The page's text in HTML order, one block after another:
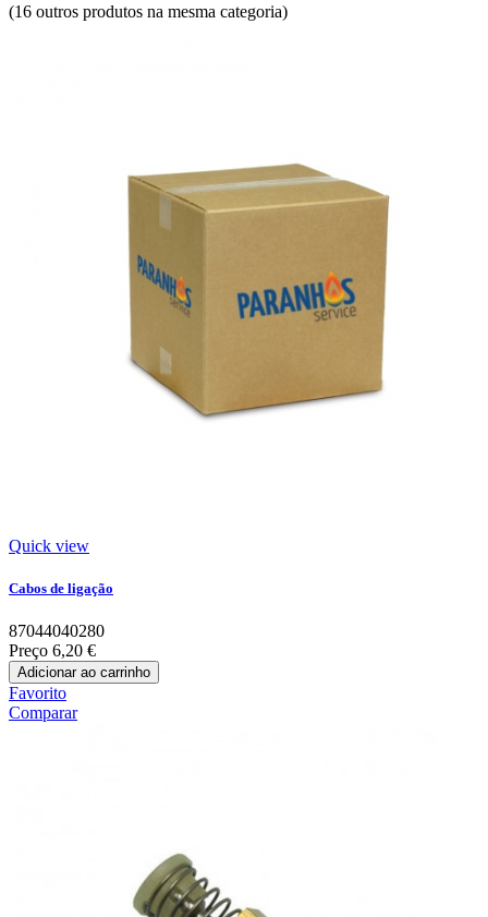
(16 outros produtos na mesma categoria)
Quick view
Cabos de ligação
87044040280
Preço 6,20 €
Adicionar ao carrinho
Favorito
Comparar